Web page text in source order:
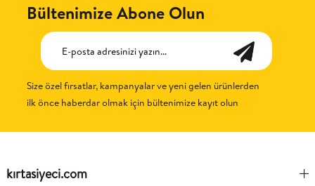
Bültenimize Abone Olun
Size özel fırsatlar, kampanyalar ve yeni gelen ürünlerden
ilk önce haberdar olmak için bültenimize kayıt olun
kırtasiyeci.com